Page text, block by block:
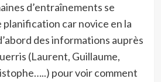
d’entraînements se
planification car novice en la
des informations auprès
(Laurent, Guillaume,
pour voir comment